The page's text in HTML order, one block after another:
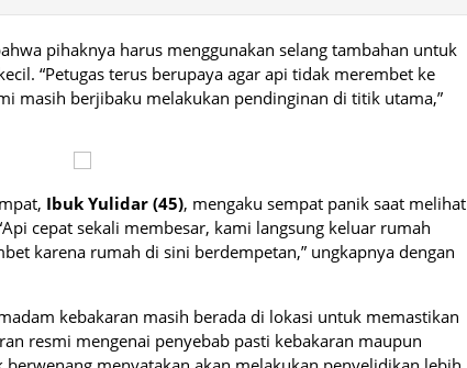
pihaknya harus menggunakan selang tambahan untuk
“Petugas terus berupaya agar api tidak merembet ke
masih berjibaku melakukan pendinginan di titik utama,”
Ibuk Yulidar (45), mengaku sempat panik saat melihat
cepat sekali membesar, kami langsung keluar rumah
karena rumah di sini berdempetan,” ungkapnya dengan
kebakaran masih berada di lokasi untuk memastikan
resmi mengenai penyebab pasti kebakaran maupun